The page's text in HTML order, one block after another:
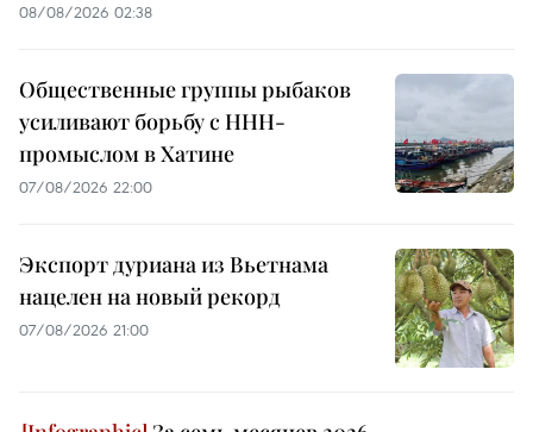
08/08/2026 02:38
Общественные группы рыбаков
усиливают борьбу с ННН-
промыслом в Хатине
07/08/2026 22:00
Экспорт дуриана из Вьетнама
нацелен на новый рекорд
07/08/2026 21:00